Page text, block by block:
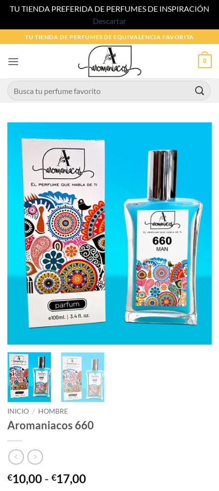
TU TIENDA PREFERIDA DE PERFUMES DE INSPIRACIÓN
Descartar
al
contenido
TU TIENDA DE PERFUMES DE EQUIVALENCIA FAVORITA
0
Buscar
por:
INICIO / HOMBRE
Aromaniacos 660
€10,00 - €17,00Rango